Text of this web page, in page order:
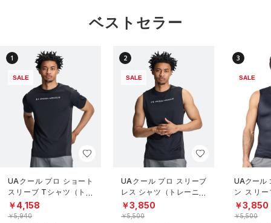
ベストセラー
1
SALE
UAクール プロ ショート
スリーブ Tシャツ（トレ
ーニング/MEN）
￥4,158
￥5,940
2
SALE
UAクール プロ スリーブ
レス シャツ（トレーニン
グ/MEN）
￥3,850
￥5,500
3
SALE
UAクール
ン スリ
（トレー
￥3,850
￥5,500